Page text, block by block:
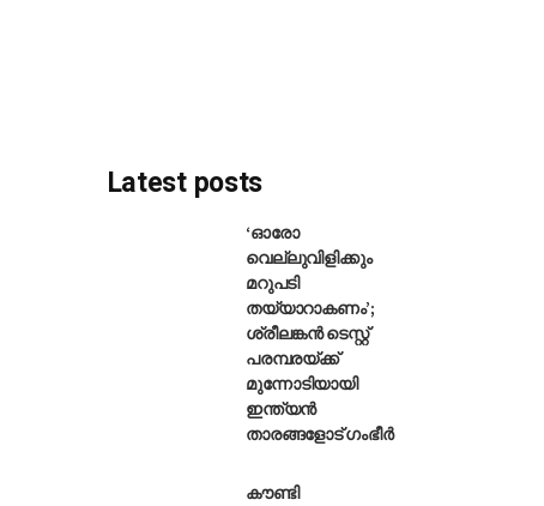
ഇന്ത്യൻസിൽ ഇന്നും
Latest posts
‘ഓരോ
വെല്ലുവിളിക്കും
മറുപടി
തയ്യാറാകണം’;
ശ്രീലങ്കൻ ടെസ്റ്റ്
പരമ്പരയ്ക്ക്
മുന്നോടിയായി
ഇന്ത്യൻ
താരങ്ങളോട് ഗംഭീർ
കൗണ്ടി